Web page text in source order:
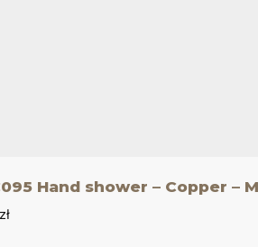
Hand shower – Copper –
zł